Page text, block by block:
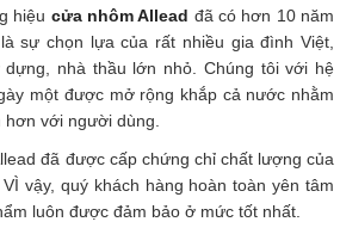
hiệu cửa nhôm Allead đã có hơn 10 năm
sự chọn lựa của rất nhiều gia đình Việt,
nhà thầu lớn nhỏ. Chúng tôi với hệ
một được mở rộng khắp cả nước nhằm
hơn với người dùng.
đã được cấp chứng chỉ chất lượng của
vậy, quý khách hàng hoàn toàn yên tâm
luôn được đảm bảo ở mức tốt nhất.